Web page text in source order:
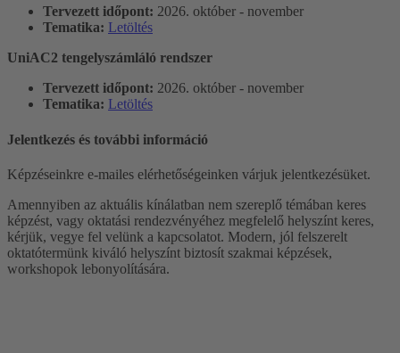
Tervezett időpont: 2026. október - november
Tematika: Letöltés
UniAC2 tengelyszámláló rendszer
Tervezett időpont: 2026. október - november
Tematika: Letöltés
Jelentkezés és további információ
Képzéseinkre e-mailes elérhetőségeinken várjuk jelentkezésüket.
Amennyiben az aktuális kínálatban nem szereplő témában keres
képzést, vagy oktatási rendezvényéhez megfelelő helyszínt keres,
kérjük, vegye fel velünk a kapcsolatot. Modern, jól felszerelt
oktatótermünk kiváló helyszínt biztosít szakmai képzések,
workshopok lebonyolítására.